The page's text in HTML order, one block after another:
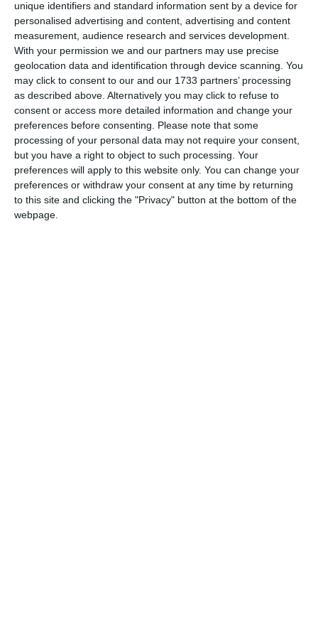
unique identifiers and standard information sent by a device for
personalised advertising and content, advertising and content
measurement, audience research and services development.
With your permission we and our partners may use precise
geolocation data and identification through device scanning. You
may click to consent to our and our 1733 partners’ processing
as described above. Alternatively you may click to refuse to
consent or access more detailed information and change your
preferences before consenting.
Please note that some
processing of your personal data may not require your consent,
but you have a right to object to such processing. Your
preferences will apply to this website only. You can change your
preferences or withdraw your consent at any time by returning
to this site and clicking the "Privacy" button at the bottom of the
webpage.
(structurată pe demisol, parter și etaj, cu o suprafață
desfășurată de 444 mp), precum șicorpul C1(cu parter
comercial și două etaje) nu mai sunt consolidate, ci au fost
puse la pământ. Această practică — de a obține o autorizație
mai blândă de „consolidare și extindere” pentru a evita
birocrația complexă a unei demolări totale urmate de o
reconstrucție — este un tertip adesea folosit în zonele
istorice protejate ale Constanței.